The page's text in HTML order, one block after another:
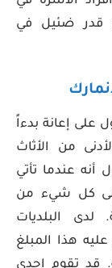
قدر ضئيل في
إعانة بدءاً
من الأثاث
أنه عندما تأتي
إلى كل شيء من
لدى البلديات
هذا المبلغ
قد تقوم إحدى